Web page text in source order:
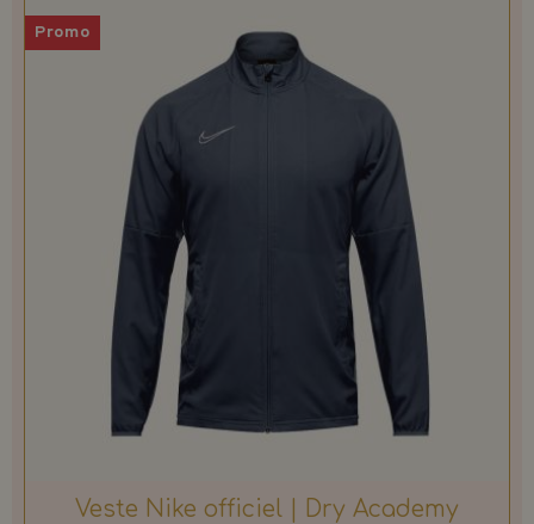
Promo
Veste Nike officiel | Dry Academy